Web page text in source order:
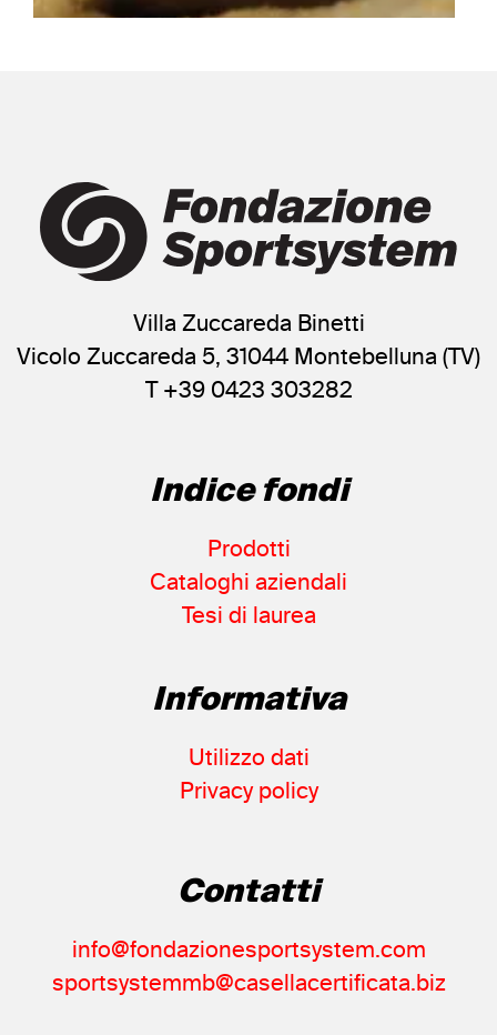
Villa Zuccareda Binetti
Vicolo Zuccareda 5, 31044 Montebelluna (TV)
T +39 0423 303282
Indice fondi
Prodotti
Cataloghi aziendali
Tesi di laurea
Informativa
Utilizzo dati
Privacy policy
Contatti
info@fondazionesportsystem.com
sportsystemmb@casellacertificata.biz